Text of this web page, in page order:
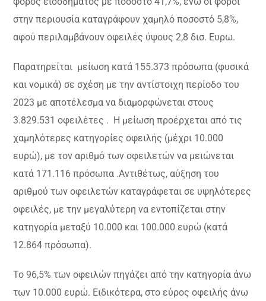
στην περιουσία καταγράφουν χαμηλό ποσοστό 5,8%,
αφού περιλαμβάνουν οφειλές ύψους 2,8 δισ. Ευρω.
Παρατηρείται μείωση κατά 155.373 πρόσωπα (φυσικά
και νομικά) σε σχέση με την αντίστοιχη περίοδο του
2023 με αποτέλεσμα να διαμορφώνεται στους
3.829.531 οφειλέτες . Η μείωση προέρχεται από τις
χαμηλότερες κατηγορίες οφειλής (μέχρι 10.000
ευρώ), με τον αριθμό των οφειλετών να μειώνεται
κατά 171.116 πρόσωπα .Αντιθέτως, αύξηση του
αριθμού των οφειλετών καταγράφεται σε υψηλότερες
οφειλές, με την μεγαλύτερη να εντοπίζεται στην
κατηγορία μεταξύ 10.000 και 100.000 ευρώ (κατά
12.864 πρόσωπα).
Το 96,5% των οφειλών πηγάζει από την κατηγορία άνω
των 10.000 ευρώ. Ειδικότερα, στο εύρος οφειλής άνω